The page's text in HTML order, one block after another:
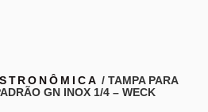
/ TAMPA PARA
GN INOX 1/4 – WECK